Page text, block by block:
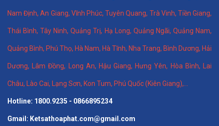
Nam Định,An Giang, Vĩnh Phúc,Tuyên Quang, Trà Vinh, Tiền Giang,
Thái Bình,Tây Ninh,Quảng Trị, Hạ Long, Quảng Ngãi, Quảng Nam,
Quảng Bình, Phú Thọ, Hà Nam, Hà Tĩnh, Nha Trang, Bình Dương, Hải
Dương, Lâm Đồng, Long An, Hậu Giang, Hưng Yên, Hòa Bình, Lai
Châu, Lào Cai, Lạng Sơn, Kon Tum, Phú Quốc (Kiên Giang),...
Hotline: 1800.9235 - 0866895234
Gmail: Ketsathoaphat.com@gmail.com